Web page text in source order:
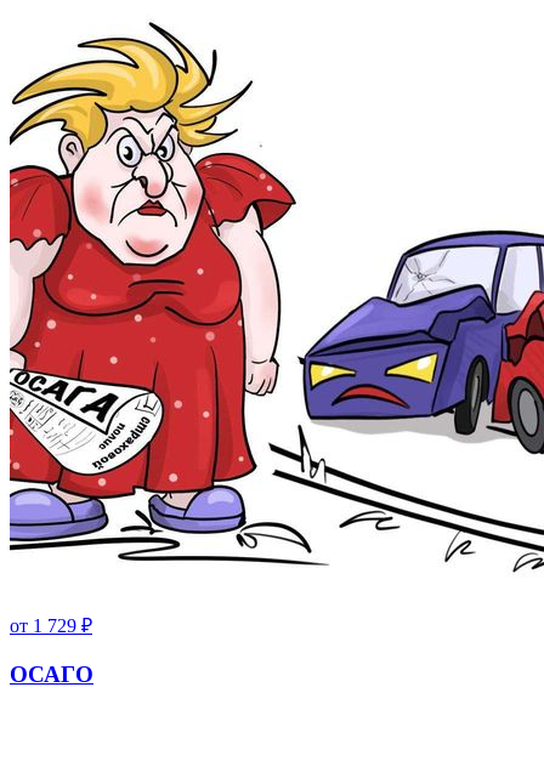
от 1 729 ₽
ОСАГО